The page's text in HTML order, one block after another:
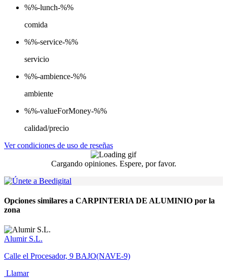
%%-lunch-%%
comida
%%-service-%%
servicio
%%-ambience-%%
ambiente
%%-valueForMoney-%%
calidad/precio
Ver condiciones de uso de reseñas
Cargando opiniones. Espere, por favor.
Opciones similares a CARPINTERIA DE ALUMINIO por la
zona
Alumir S.L.
Calle el Procesador, 9 BAJO(NAVE-9)
Llamar